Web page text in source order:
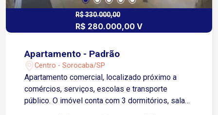
R$ 330.000,00
R$ 280.000,00 V
Apartamento - Padrão
Centro - Sorocaba/SP
Apartamento comercial, localizado próximo a
comércios, serviços, escolas e transporte
público. O imóvel conta com 3 dormitórios, sala